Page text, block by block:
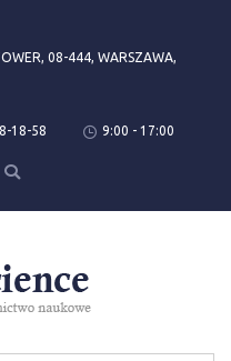
08-444, WARSZAWA,
18-58 9:00 - 17:00